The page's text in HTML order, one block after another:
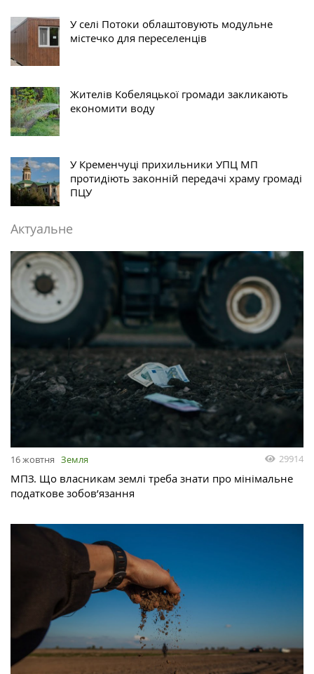
У селі Потоки облаштовують модульне
містечко для переселенців
Жителів Кобеляцької громади закликають
економити воду
У Кременчуці прихильники УПЦ МП
протидіють законній передачі храму громаді
ПЦУ
Актуальне
16 жовтня Земля 29914
МПЗ. Що власникам землі треба знати про мінімальне
податкове зобов’язання